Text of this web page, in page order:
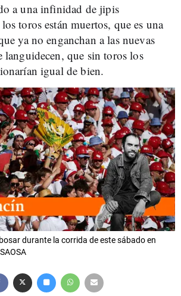
a una infinidad de jipis
toros están muertos, que es una
ya no enganchan a las nuevas
languidecen, que sin toros los
igual de bien.
durante la corrida de este sábado en